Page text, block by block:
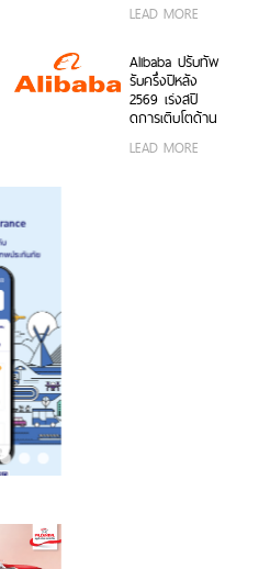
คุณสมบัติเด่น ใช้
งานได้ทั้งบนสมา
ร์ตโฟน OPPO
และระบบ iOS ใน
ราคา 2,999 บาท
LEAD MORE
Alibaba ปรับทัพ
รับครึ่งปีหลัง
2569 เร่งสปี
ดการเติบโตด้าน
ขององค์กร
LEAD MORE